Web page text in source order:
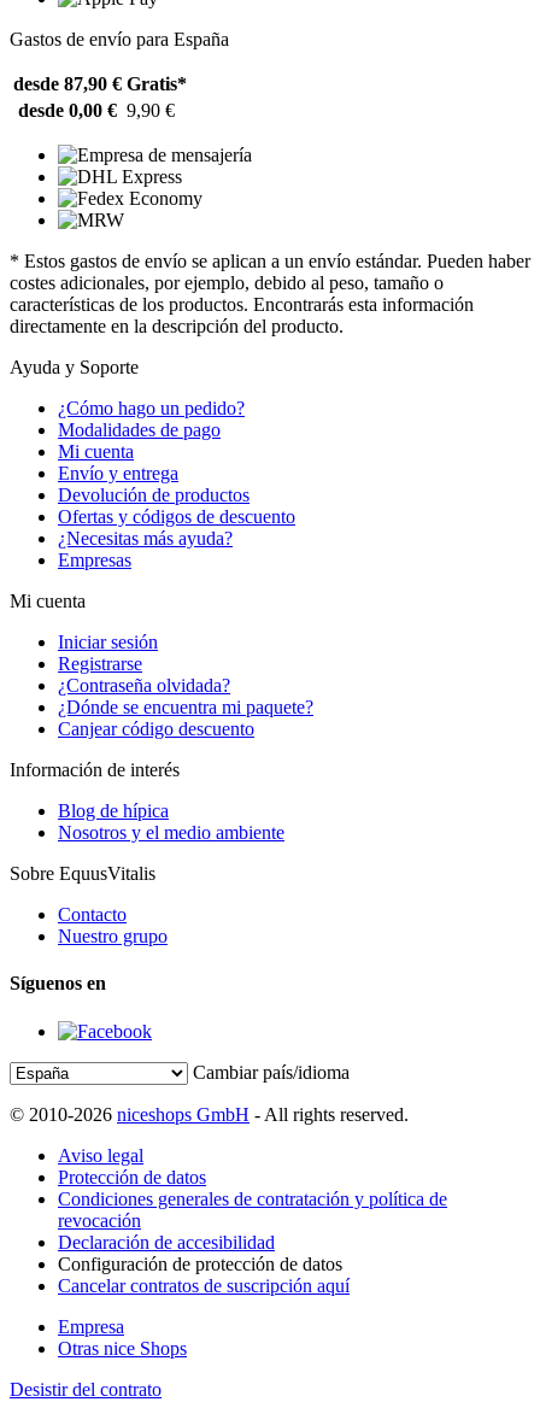
Gastos de envío para España
desde 87,90 € Gratis*
desde 0,00 € 9,90 €
* Estos gastos de envío se aplican a un envío estándar. Pueden haber
costes adicionales, por ejemplo, debido al peso, tamaño o
características de los productos. Encontrarás esta información
directamente en la descripción del producto.
Ayuda y Soporte
¿Cómo hago un pedido?
Modalidades de pago
Mi cuenta
Envío y entrega
Devolución de productos
Ofertas y códigos de descuento
¿Necesitas más ayuda?
Empresas
Mi cuenta
Iniciar sesión
Registrarse
¿Contraseña olvidada?
¿Dónde se encuentra mi paquete?
Canjear código descuento
Información de interés
Blog de hípica
Nosotros y el medio ambiente
Sobre EquusVitalis
Contacto
Nuestro grupo
Síguenos en
Cambiar país/idioma
© 2010-2026 niceshops GmbH - All rights reserved.
Aviso legal
Protección de datos
Condiciones generales de contratación y política de
revocación
Declaración de accesibilidad
Configuración de protección de datos
Cancelar contratos de suscripción aquí
Empresa
Otras nice Shops
Desistir del contrato